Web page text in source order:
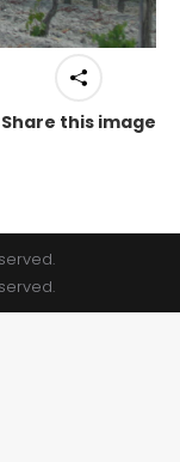
Share this image